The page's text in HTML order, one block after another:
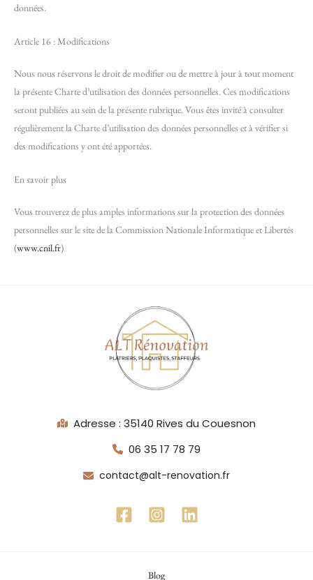
données.
Article 16 : Modifications
Nous nous réservons le droit de modifier ou de mettre à jour à tout moment
la présente Charte d’utilisation des données personnelles. Ces modifications
seront publiées au sein de la présente rubrique. Vous êtes invité à consulter
régulièrement la Charte d’utilisation des données personnelles et à vérifier si
des modifications y ont été apportées.
En savoir plus
Vous trouverez de plus amples informations sur la protection des données
personnelles sur le site de la Commission Nationale Informatique et Libertés
(www.cnil.fr)
Adresse : 35140 Rives du Couesnon
06 35 17 78 79
contact@alt-renovation.fr
Blog